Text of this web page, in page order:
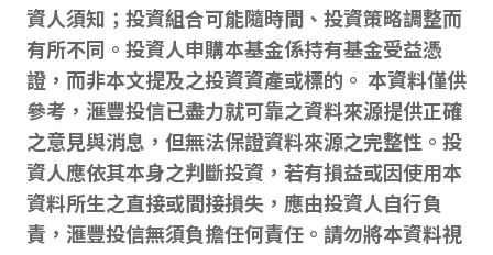
資人須知；投資組合可能隨時間、投資策略調整而
有所不同。投資人申購本基金係持有基金受益憑
證，而非本文提及之投資資產或標的。 本資料僅供
參考，滙豐投信已盡力就可靠之資料來源提供正確
之意見與消息，但無法保證資料來源之完整性。投
資人應依其本身之判斷投資，若有損益或因使用本
資料所生之直接或間接損失，應由投資人自行負
責，滙豐投信無須負擔任何責任。請勿將本資料視